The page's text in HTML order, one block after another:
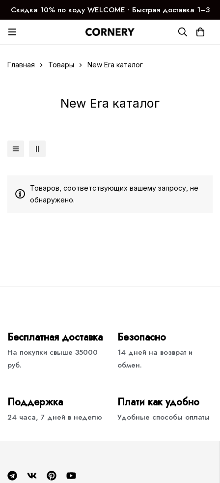
Скидка 10% по коду WELCOME ∙ Быстрая доставка 1–3
дня
Главная Товары New Era каталог
New Era каталог
Товаров, соответствующих вашему запросу, не
обнаружено.
Бесплатная доставка
На покупки свыше 35000
руб.
Безопасно
14 дней на возврат и
обмен.
Поддержка
24 часа, 7 дней в неделю
Плати как удобно
Удобные способы оплаты